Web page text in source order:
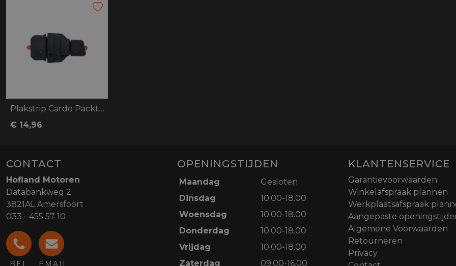
Plakstrip Cardo Packtalk Edge
€ 14,96
CONTACT
Hofland Motoren
Databankweg 2
3821AL Amersfoort
033 - 455 57 10
BEL EMAIL
OPENINGSTIJDEN
Maandag
Gesloten
Dinsdag
10.00-18.00
Woensdag
10.00-18.00
Donderdag
10.00-18.00
Vrijdag
10.00-18.00
Zaterdag
09.00-16.00
KLANTENSERVICE
Garantievoorwaarden
Winkelafspraak plannen
Werkplaatsafspraak
Aangepaste
Algemene Voorwaarden
Retourneren
Privacy